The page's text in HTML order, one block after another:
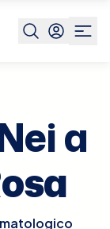
Rosa
a